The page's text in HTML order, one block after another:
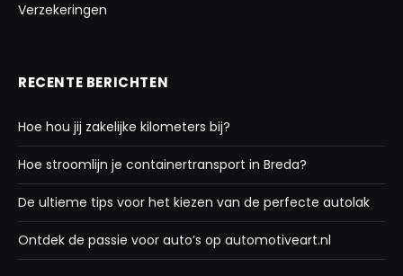
Verzekeringen
RECENTE BERICHTEN
Hoe hou jij zakelijke kilometers bij?
Hoe stroomlijn je containertransport in Breda?
De ultieme tips voor het kiezen van de perfecte autolak
Ontdek de passie voor auto’s op automotiveart.nl